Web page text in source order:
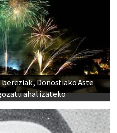
Donostiako Aste
ahal izateko